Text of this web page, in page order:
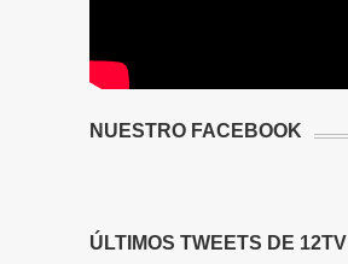
NUESTRO FACEBOOK
ÚLTIMOS TWEETS DE 12TV